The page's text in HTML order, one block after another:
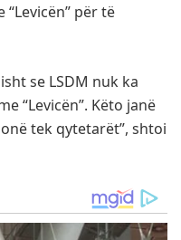
për të
se LSDM nuk ka
“Levicën”. Këto janë
tek qytetarët”, shtoi